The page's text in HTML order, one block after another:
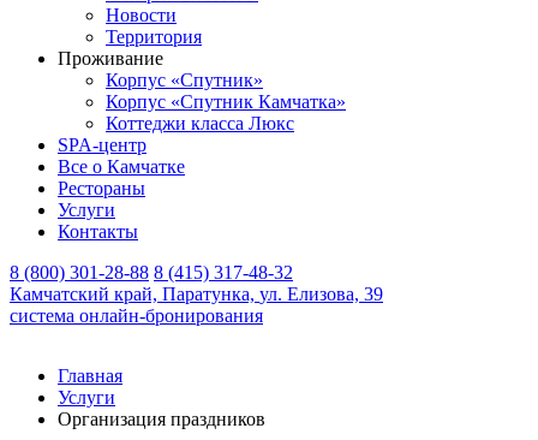
Новости
Территория
Проживание
Корпус «Спутник»
Корпус «Спутник Камчатка»
Коттеджи класса Люкс
SPA-центр
Все о Камчатке
Рестораны
Услуги
Контакты
8 (800) 301-28-88 8 (415) 317-48-32
Камчатский край, Паратунка, ул. Елизова, 39
система онлайн-бронирования
Главная
Услуги
Организация праздников